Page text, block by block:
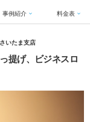
事例紹介 料金表
いたま支店
提げ、ビジネスロ